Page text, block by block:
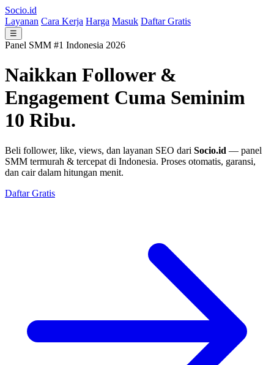
Socio.id
Layanan Cara Kerja Harga Masuk Daftar Gratis
☰
Panel SMM #1 Indonesia 2026
Naikkan Follower &
Engagement Cuma Seminim
10 Ribu.
Beli follower, like, views, dan layanan SEO dari Socio.id — panel
SMM termurah & tercepat di Indonesia. Proses otomatis, garansi,
dan cair dalam hitungan menit.
Daftar Gratis